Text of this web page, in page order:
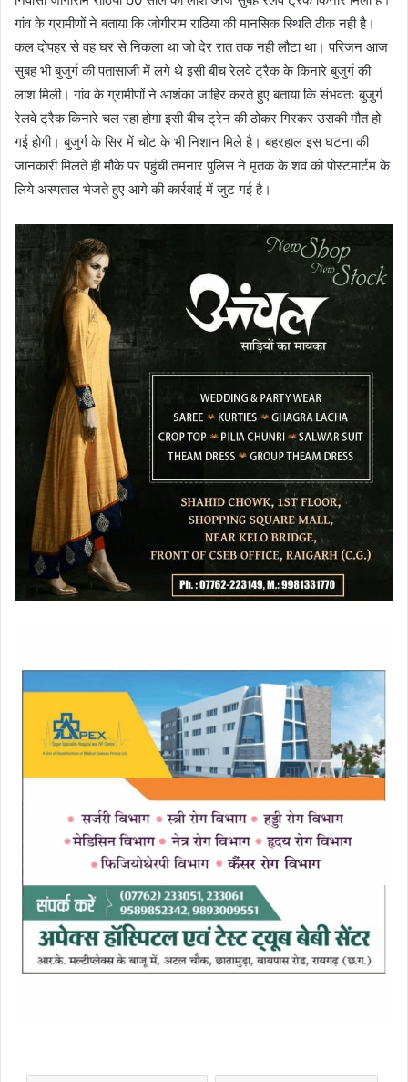
गांव के ग्रामीणों ने बताया कि जोगीराम राठिया की मानसिक स्थिति ठीक नही है।
कल दोपहर से वह घर से निकला था जो देर रात तक नही लौटा था। परिजन आज
सुबह भी बुजुर्ग की पतासाजी में लगे थे इसी बीच रेलवे ट्रैक के किनारे बुजुर्ग की
लाश मिली। गांव के ग्रामीणों ने आशंका जाहिर करते हुए बताया कि संभवतः बुजुर्ग
रेलवे ट्रैक किनारे चल रहा होगा इसी बीच ट्रेन की ठोकर गिरकर उसकी मौत हो
गई होगी। बुजुर्ग के सिर में चोट के भी निशान मिले है। बहरहाल इस घटना की
जानकारी मिलते ही मौके पर पहुंची तमनार पुलिस ने मृतक के शव को पोस्टमार्टम के
लिये अस्पताल भेजते हुए आगे की कार्रवाई में जुट गई है।